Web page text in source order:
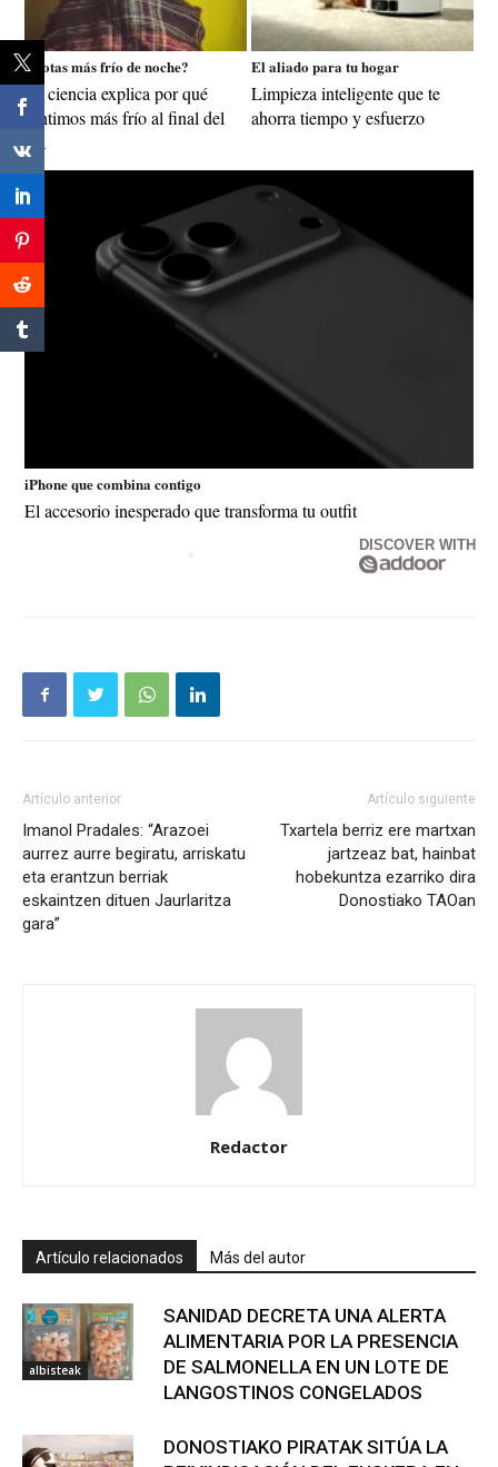
¿Notas más frío de noche?
La ciencia explica por qué
sentimos más frío al final del
día
El aliado para tu hogar
Limpieza inteligente que te
ahorra tiempo y esfuerzo
iPhone que combina contigo
El accesorio inesperado que transforma tu outfit
DISCOVER WITH
Artículo anterior
Imanol Pradales: “Arazoei
aurrez aurre begiratu, arriskatu
eta erantzun berriak
eskaintzen dituen Jaurlaritza
gara”
Artículo siguiente
Txartela berriz ere martxan
jartzeaz bat, hainbat
hobekuntza ezarriko dira
Donostiako TAOan
Redactor
Artículo relacionados Más del autor
albisteak
SANIDAD DECRETA UNA ALERTA
ALIMENTARIA POR LA PRESENCIA
DE SALMONELLA EN UN LOTE DE
LANGOSTINOS CONGELADOS
DONOSTIAKO PIRATAK SITÚA LA